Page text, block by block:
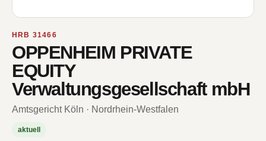
HRB 31466
OPPENHEIM PRIVATE
EQUITY
Verwaltungsgesellschaft mbH
Amtsgericht Köln · Nordrhein-Westfalen
aktuell